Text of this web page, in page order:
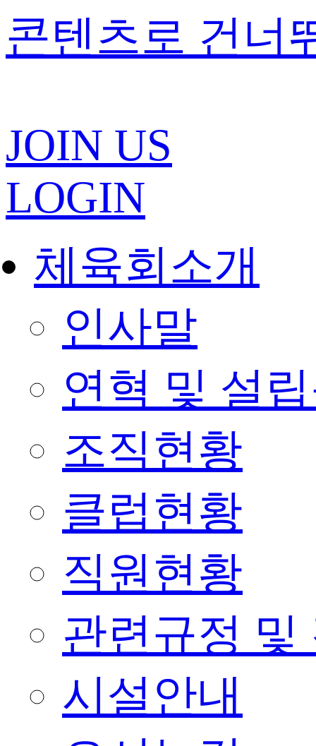
콘텐츠로 건너
JOIN US
LOGIN
체육회소개
인사말
연혁 및 설
조직현황
클럽현황
직원현황
관련규정 및
시설안내